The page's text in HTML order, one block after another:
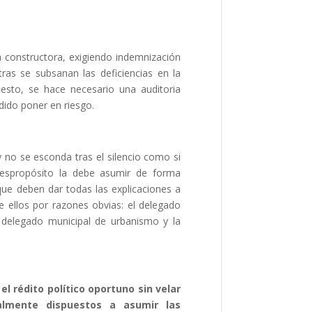
exigiendo indemnización
se subsanan las deficiencias en la
se hace necesario una auditoria
poner en riesgo.
se esconda tras el silencio como si
la debe asumir de forma
deben dar todas las explicaciones a
ellos por razones obvias: el delegado
municipal de urbanismo y la
rédito político oportuno sin velar
dispuestos a asumir las